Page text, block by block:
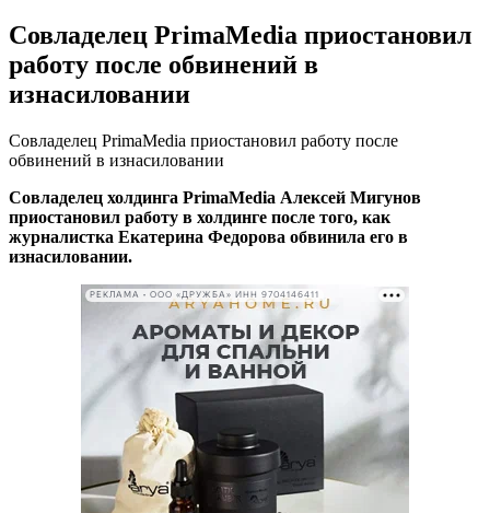
Совладелец PrimaMedia приостановил
работу после обвинений в
изнасиловании
Совладелец PrimaMedia приостановил работу после
обвинений в изнасиловании
Совладелец холдинга PrimaMedia Алексей Мигунов
приостановил работу в холдинге после того, как
журналистка Екатерина Федорова обвинила его в
изнасиловании.
РЕКЛАМА • ООО «ДРУЖБА» ИНН 9704146411